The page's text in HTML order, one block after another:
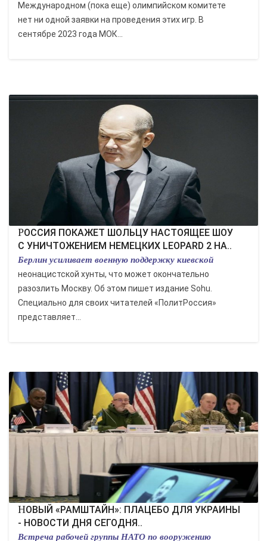
Международном (пока еще) олимпийском комитете
нет ни одной заявки на проведения этих игр. В
сентябре 2023 года МОК...
РОССИЯ ПОКАЖЕТ ШОЛЬЦУ НАСТОЯЩЕЕ ШОУ
С УНИЧТОЖЕНИЕМ НЕМЕЦКИХ LEOPARD 2 НА..
Берлин усиливает военную поддержку киевской
неонацистской хунты, что может окончательно
разозлить Москву. Об этом пишет издание Sohu.
Специально для своих читателей «ПолитРоссия»
представляет...
НОВЫЙ «РАМШТАЙН»: ПЛАЦЕБО ДЛЯ УКРАИНЫ
- НОВОСТИ ДНЯ СЕГОДНЯ..
Встреча рабочей группы НАТО по вооружению